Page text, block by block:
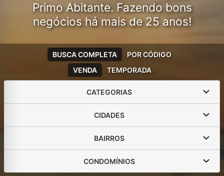
Primo Abitante. Fazendo bons
negócios há mais de 25 anos!
VENDA TEMPORADA
BUSCA COMPLETA POR CÓDIGO
CATEGORIAS
CIDADES
BAIRROS
CONDOMÍNIOS